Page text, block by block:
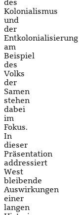
des
Kolonialismus
und
der
Entkolonialisierung
am
Beispiel
des
Volks
der
Samen
stehen
dabei
im
Fokus.
In
dieser
Präsentation
addressiert
West
bleibende
Auswirkungen
einer
langen